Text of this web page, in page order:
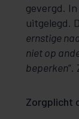
gevergd.
uitgelegd.
ernstige
niet op
beperken”.
Zorgplicht